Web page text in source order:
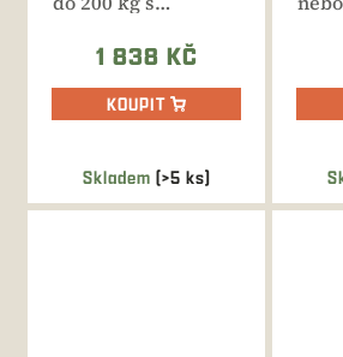
Skladem (>5 ks)
nastavitelnou
roztečí...1 838 KČ
KOUPIT